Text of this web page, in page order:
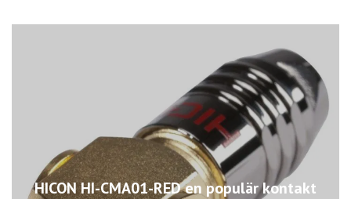
HICON HI-CMA01-RED en populär kontakt